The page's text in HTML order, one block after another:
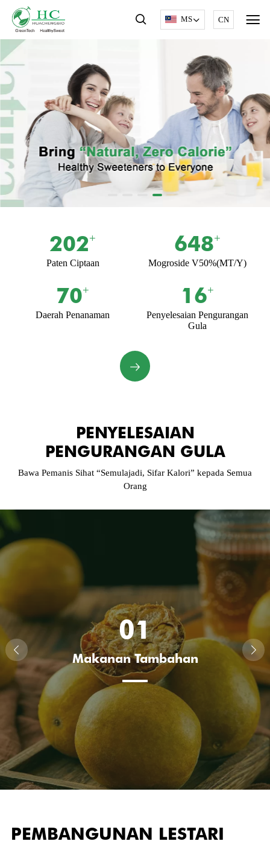
MS CN
203+
Paten Ciptaan
650+
Mogroside V50%(MT/Y)
70+
Daerah Penanaman
16+
Penyelesaian Pengurangan
Gula
PENYELESAIAN
PENGURANGAN GULA
Bawa Pemanis Sihat “Semulajadi, Sifar Kalori” kepada Semua
Orang
01
Makanan Tambahan
PEMBANGUNAN LESTARI